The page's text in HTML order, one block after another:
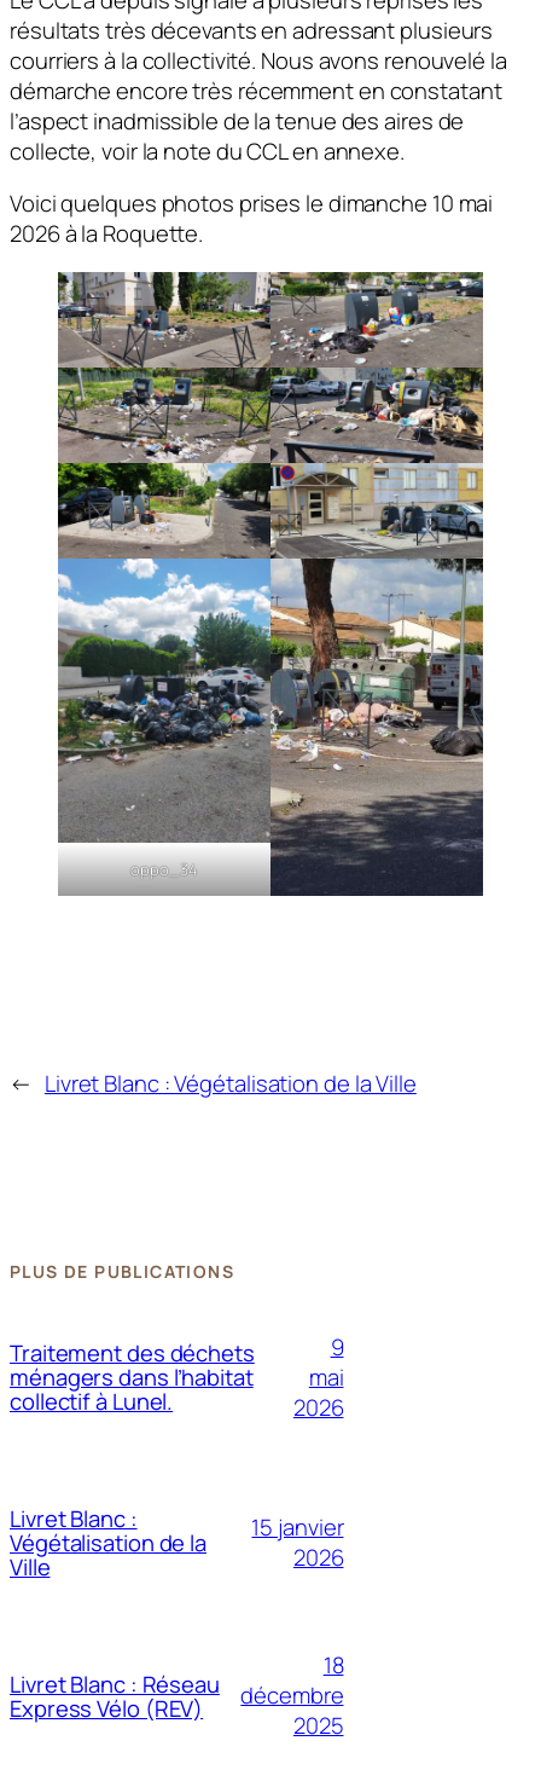
résultats très décevants en adressant plusieurs
courriers à la collectivité. Nous avons renouvelé la
démarche encore très récemment en constatant
l’aspect inadmissible de la tenue des aires de
collecte, voir la note du CCL en annexe.
Voici quelques photos prises le dimanche 10 mai
2026 à la Roquette.
oppo_34
← Livret Blanc : Végétalisation de la Ville
PLUS DE PUBLICATIONS
Traitement des déchets
ménagers dans l’habitat
collectif à Lunel.
9
mai
2026
Livret Blanc :
Végétalisation de la
Ville
15 janvier
2026
Livret Blanc : Réseau
Express Vélo (REV)
18
décembre
2025